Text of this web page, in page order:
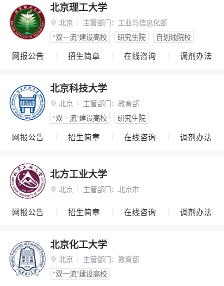
北京理工大学
 北京 主管部门： 工业与信息化部
“双一流”建设高校
研究生院 自划线院校
网报公告 招生简章 在线咨询 调剂办法
北京科技大学
 北京 主管部门： 教育部
“双一流”建设高校
研究生院
网报公告 招生简章 在线咨询 调剂办法
北方工业大学
 北京 主管部门： 北京市
网报公告 招生简章 在线咨询 调剂办法
北京化工大学
 北京 主管部门： 教育部
“双一流”建设高校